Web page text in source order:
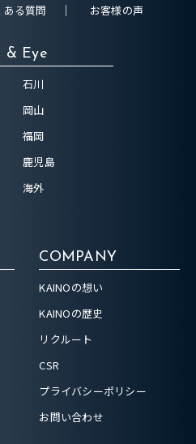
ある質問 お客様の声
& Eye
石川
岡山
福岡
鹿児島
海外
COMPANY
KAINOの想い
KAINOの歴史
リクルート
CSR
プライバシーポリシー
お問い合わせ